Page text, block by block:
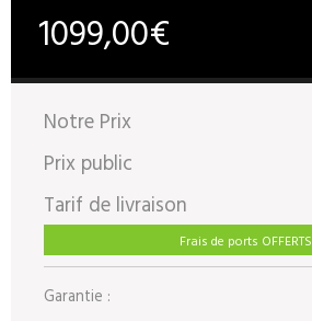
1099,00€
Notre Prix
Prix public
Tarif de livraison
Frais de ports OFFERTS
Garantie :